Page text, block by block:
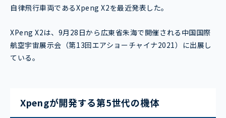
自律飛行車両であるXpeng X2を最近発表した。
XPeng X2は、9月28日から広東省朱海で開催される中国国際
航空宇宙展示会（第13回エアショーチャイナ2021）に出展し
ている。
Xpengが開発する第5世代の機体